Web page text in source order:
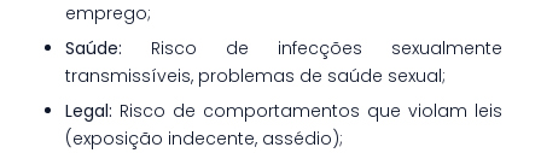
emprego;
Saúde: Risco de infecções sexualmente
transmissíveis, problemas de saúde sexual;
Legal: Risco de comportamentos que violam leis
(exposição indecente, assédio);